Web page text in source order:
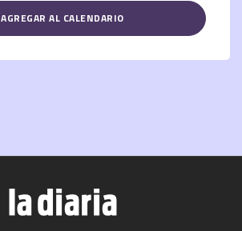
AGREGAR AL CALENDARIO